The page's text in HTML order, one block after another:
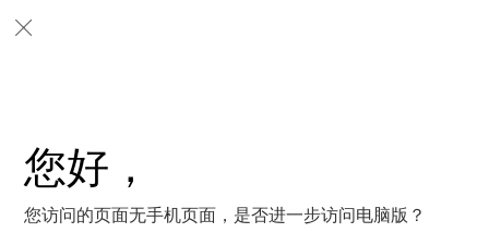
您好，
您访问的页面无手机页面，是否进一步访问电脑版？